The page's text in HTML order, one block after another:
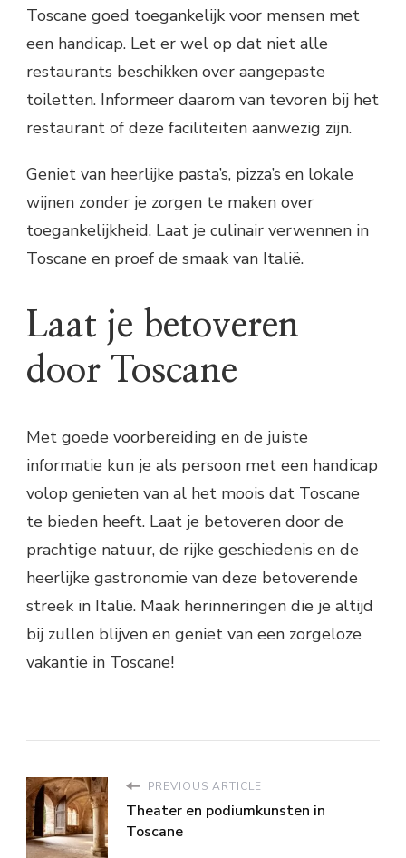
Toscane goed toegankelijk voor mensen met
een handicap. Let er wel op dat niet alle
restaurants beschikken over aangepaste
toiletten. Informeer daarom van tevoren bij het
restaurant of deze faciliteiten aanwezig zijn.
Geniet van heerlijke pasta’s, pizza’s en lokale
wijnen zonder je zorgen te maken over
toegankelijkheid. Laat je culinair verwennen in
Toscane en proef de smaak van Italië.
Laat je betoveren
door Toscane
Met goede voorbereiding en de juiste
informatie kun je als persoon met een handicap
volop genieten van al het moois dat Toscane
te bieden heeft. Laat je betoveren door de
prachtige natuur, de rijke geschiedenis en de
heerlijke gastronomie van deze betoverende
streek in Italië. Maak herinneringen die je altijd
bij zullen blijven en geniet van een zorgeloze
vakantie in Toscane!
PREVIOUS ARTICLE
Theater en podiumkunsten in
Toscane